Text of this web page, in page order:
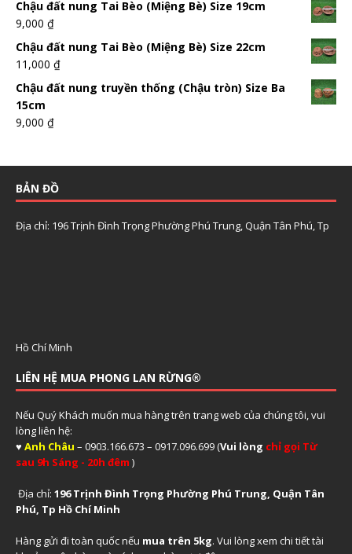
Chậu đất nung Tai Bèo (Miệng Bè) Size 19cm
9,000 ₫
Chậu đất nung Tai Bèo (Miệng Bè) Size 22cm
11,000 ₫
Chậu đất nung truyền thống (Chậu tròn) Size Ba
15cm
9,000 ₫
BẢN ĐỒ
Địa chỉ: 196 Trịnh Đình Trọng Phường Phú Trung, Quận Tân Phú, Tp
Hồ Chí Minh
LIÊN HỆ MUA PHONG LAN RỪNG®
Nếu Quý Khách muốn mua hàng trên trang web của chúng tôi, vui
lòng liên hệ:
♥ Anh Châu – 0903.166.673 – 0917.096.699 (Vui lòng chỉ gọi Từ
sau 9h Sáng - 20h đêm )
Địa chỉ: 196 Trịnh Đình Trọng Phường Phú Trung, Quận Tân
Phú, Tp Hồ Chí Minh
Hàng gửi đi toàn quốc nếu mua trên 5kg. Vui lòng xem chi tiết tài